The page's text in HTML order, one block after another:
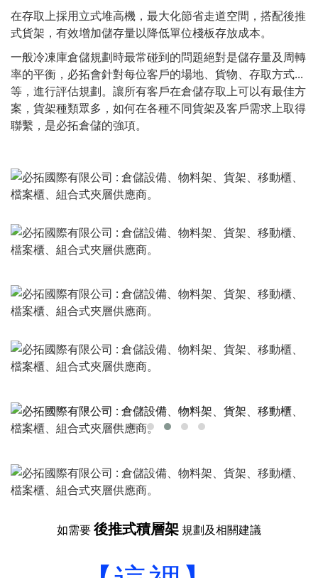
在存取上採用立式堆高機，最大化節省走道空間，搭配後推
式貨架，有效增加儲存量以降低單位棧板存放成本。
一般冷凍庫倉儲規劃時最常碰到的問題絕對是儲存量及周轉
率的平衡，必拓會針對每位客戶的場地、貨物、存取方式...
等，進行評估規劃。讓所有客戶在倉儲存取上可以有最佳方
案，貨架種類眾多，如何在各種不同貨架及客戶需求上取得
聯繫，是必拓倉儲的強項。
如需要後推式積層架 規劃及相關建議